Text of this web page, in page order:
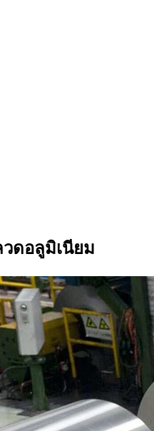
วดอลูมิเนียม